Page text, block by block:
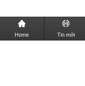
Home Tin mới